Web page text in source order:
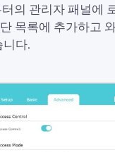
의 관리자 패널에
목록에 추가하고
다.